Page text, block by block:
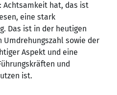
Achtsamkeit hat, das ist
eine stark
Das ist in der heutigen
sowie der
Aspekt und eine
und
ist.